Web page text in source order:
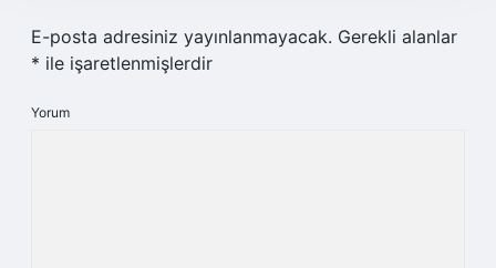
E-posta adresiniz yayınlanmayacak. Gerekli alanlar
* ile işaretlenmişlerdir
Yorum